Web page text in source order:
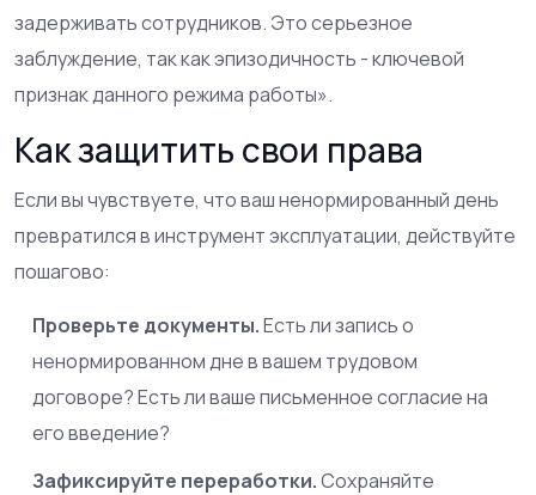
задерживать сотрудников. Это серьезное
заблуждение, так как эпизодичность - ключевой
признак данного режима работы».
Как защитить свои права
Если вы чувствуете, что ваш ненормированный день
превратился в инструмент эксплуатации, действуйте
пошагово:
Проверьте документы.Есть ли запись о
ненормированном дне в вашем трудовом
договоре? Есть ли ваше письменное согласие на
его введение?
Зафиксируйте переработки.Сохраняйте